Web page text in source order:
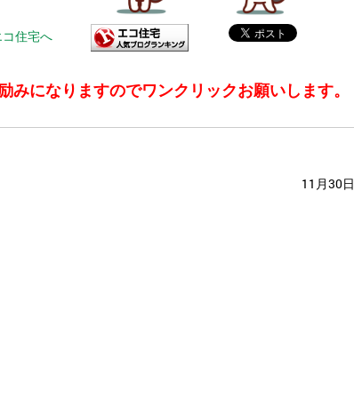
みになりますのでワンクリックお願いします。
11月30日